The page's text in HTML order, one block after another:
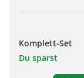
Komplett-Set
Du sparst